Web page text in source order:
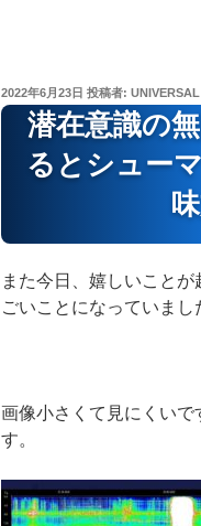
投
稿
2022年6月23日 投稿者:
潜在意識の
るとシュー
また今日、嬉しいこと
ごいことになっていまし
画像小さくて見にくい
す。